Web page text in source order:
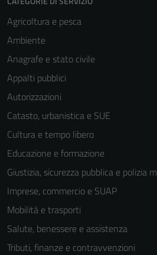
Agricoltura e pesca
Ambiente
Anagrafe e stato civile
Appalti pubblici
Autorizzazioni
Catasto, urbanistica e SUE
Cultura e tempo libero
Educazione e formazione
Giustizia, sicurezza pubblica e polizia
Imprese, commercio e SUAP
Mobilità e trasporti
Salute, benessere e assistenza
Tributi, finanze e contravvenzioni